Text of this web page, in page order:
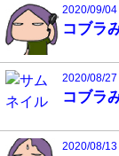
2020/09/04
コブラ
2020/08/27
コブラ
2020/08/13